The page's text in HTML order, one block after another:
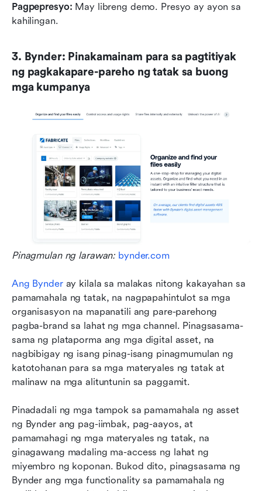
Pagpepresyo: May libreng demo. Presyo ay ayon sa
kahilingan.
3. Bynder: Pinakamainam para sa pagtitiyak
ng pagkakapare-pareho ng tatak sa buong
mga kumpanya
Pinagmulan ng larawan: bynder.com
Ang Bynder ay kilala sa malakas nitong kakayahan sa
pamamahala ng tatak, na nagpapahintulot sa mga
organisasyon na mapanatili ang pare-parehong
pagba-brand sa lahat ng mga channel. Pinagsasama-
sama ng plataporma ang mga digital asset, na
nagbibigay ng isang pinag-isang pinagmumulan ng
katotohanan para sa mga materyales ng tatak at
malinaw na mga alituntunin sa paggamit.
Pinadadali ng mga tampok sa pamamahala ng asset
ng Bynder ang pag-iimbak, pag-aayos, at
pamamahagi ng mga materyales ng tatak, na
ginagawang madaling ma-access ng lahat ng
miyembro ng koponan. Bukod dito, pinagsasama ng
Bynder ang mga functionality sa pamamahala ng